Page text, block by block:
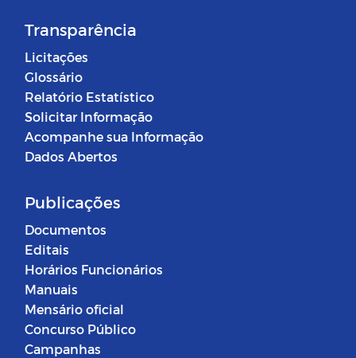
Transparência
Licitações
Glossário
Relatório Estatístico
Solicitar Informação
Acompanhe sua Informação
Dados Abertos
Publicações
Documentos
Editais
Horários Funcionários
Manuais
Mensário oficial
Concurso Público
Campanhas